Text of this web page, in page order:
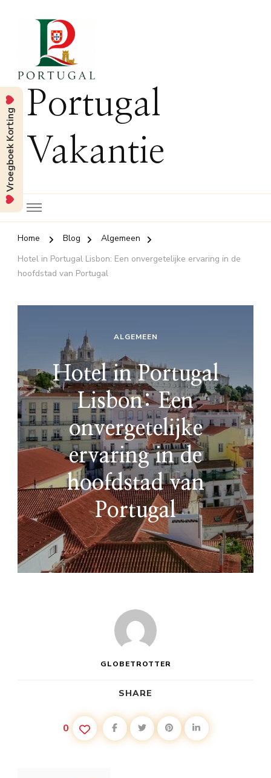
Portugal
Vakantie
Home Blog
Algemeen
Hotel in Portugal Lisbon: Een onvergetelijke ervaring in de
hoofdstad van Portugal
ALGEMEEN
Hotel in Portugal
Lisbon: Een
onvergetelijke
ervaring in de
hoofdstad van
Portugal
GLOBETROTTER
SHARE
0
Vroegboek Korting